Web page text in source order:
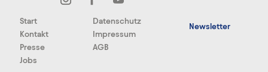
Start
Kontakt
Presse
Jobs
Datenschutz
Impressum
AGB
Newsletter